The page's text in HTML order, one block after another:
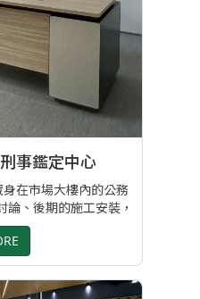
事鑑定中心
在市場大樓內的公務
、後期的施工安裝，
民保姆沉穩時尚且有效
空間。